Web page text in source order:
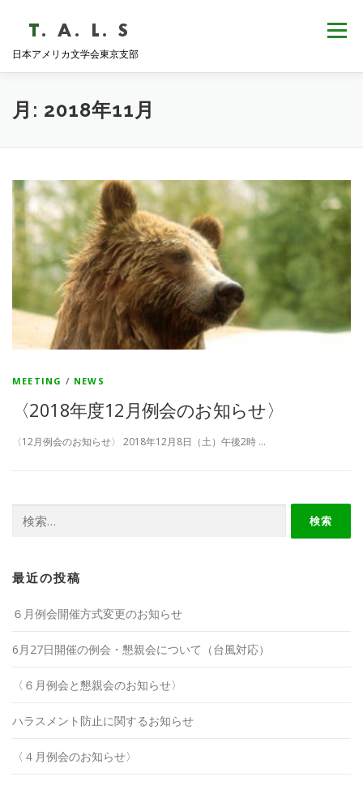
ツ
日本アメリカ文学会東京支部
メニュー
HOME NEWS 歴史・沿革
月: 2018年11月
MEETING / NEWS
〈2018年度12月例会のお知らせ〉
〈12月例会のお知らせ〉 2018年12月8日（土）午後2時 …
索:
最近の投稿
６月例会開催方式変更のお知らせ
6月27日開催の例会・懇親会について（台風対応）
〈６月例会と懇親会のお知らせ〉
ハラスメント防止に関するお知らせ
〈４月例会のお知らせ〉